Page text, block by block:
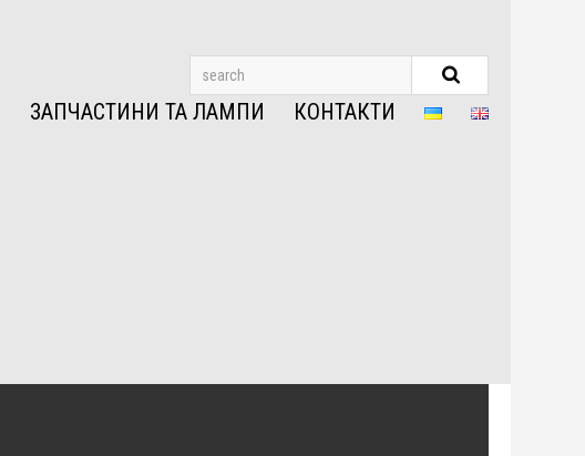
ЗАПЧАСТИНИ ТА ЛАМПИ КОНТАКТИ